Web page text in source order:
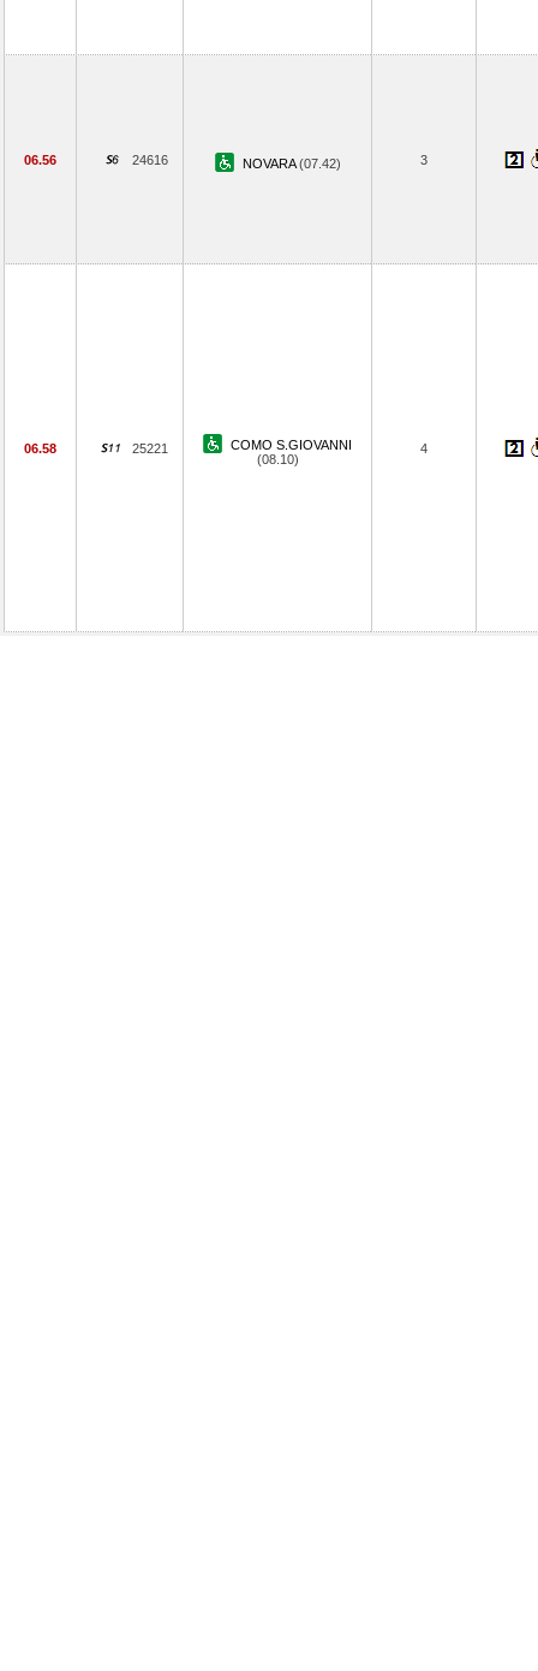
06.56 24616 NOVARA(07.42) 3
06.58 25221
COMO S.GIOVANNI
(08.10)
4